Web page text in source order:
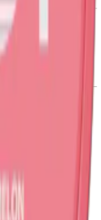
Loop
revolutionerat
Mint.
Strong och använder
miljöpåverkan.
Extra Strong: